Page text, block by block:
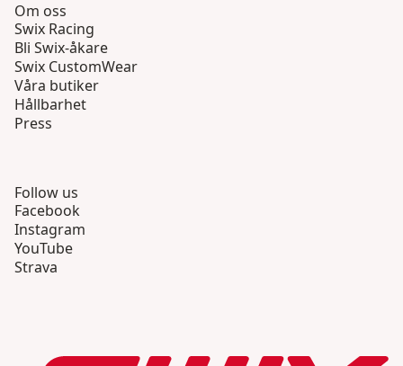
Om oss
Swix Racing
Bli Swix-åkare
Swix CustomWear
Våra butiker
Hållbarhet
Press
Follow us
Facebook
Instagram
YouTube
Strava